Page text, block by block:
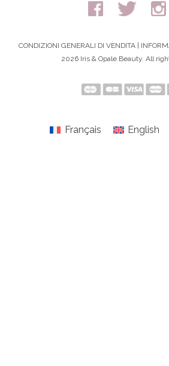
CONDIZIONI GENERALI DI VENDITA|
2026 Iris & Opale Beauty. All
Français English